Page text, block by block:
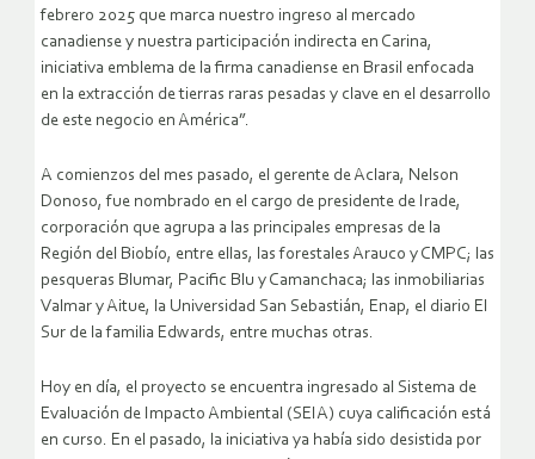
febrero 2025 que marca nuestro ingreso al mercado
canadiense y nuestra participación indirecta en Carina,
iniciativa emblema de la firma canadiense en Brasil enfocada
en la extracción de tierras raras pesadas y clave en el desarrollo
de este negocio en América”.
A comienzos del mes pasado, el gerente de Aclara, Nelson
Donoso, fue nombrado en el cargo de presidente de Irade,
corporación que agrupa a las principales empresas de la
Región del Biobío, entre ellas, las forestales Arauco y CMPC; las
pesqueras Blumar, Pacific Blu y Camanchaca; las inmobiliarias
Valmar y Aitue, la Universidad San Sebastián, Enap, el diario El
Sur de la familia Edwards, entre muchas otras.
Hoy en día, el proyecto se encuentra ingresado al Sistema de
Evaluación de Impacto Ambiental (SEIA) cuya calificación está
en curso. En el pasado, la iniciativa ya había sido desistida por